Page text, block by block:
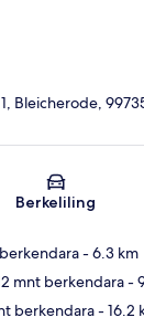
Peta
Bleicherode,
Berkeliling
- 6.3 km
mnt berkendara-
berkendara- 16.2